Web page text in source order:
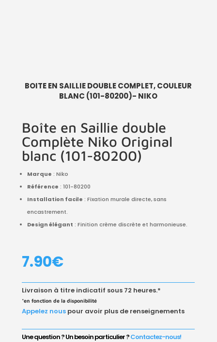
SHOP
BOITE EN SAILLIE DOUBLE COMPLET, COULEUR
BLANC (101-80200)- NIKO
Boîte en Saillie double
Complète Niko Original
blanc (101-80200)
Marque : Niko
Référence : 101-80200
Installation facile : Fixation murale directe, sans
encastrement.
Design élégant : Finition crème discrète et harmonieuse.
7.90€
Livraison à titre indicatif sous 72 heures.*
*en fonction de la disponibilité
Appelez nouspour avoir plus de renseignements
Une question ? Un besoin particulier ?Contactez-nous!